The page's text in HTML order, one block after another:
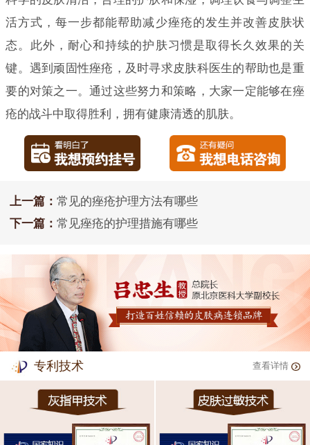
活方式，每一步都能帮助减少痤疮的发生并改善皮肤状
态。此外，耐心和持续的护肤习惯是取得长久效果的关
键。遇到顽固性痤疮，及时寻求皮肤科医生的帮助也是重
要的对策之一。通过这些努力和策略，大家一定能够在痤
疮的战斗中取得胜利，拥有健康清透的肌肤。
上一篇： 常见的痤疮护理方法有哪些
下一篇： 常见痤疮的护理措施有哪些
专利技术 查看详情